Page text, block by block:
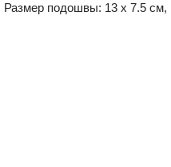
Размер подошвы: 13 х 7.5 см,